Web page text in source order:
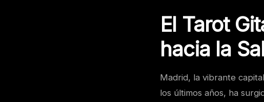
El Tarot
hacia la
Madrid, la vibrante
los últimos años, ha